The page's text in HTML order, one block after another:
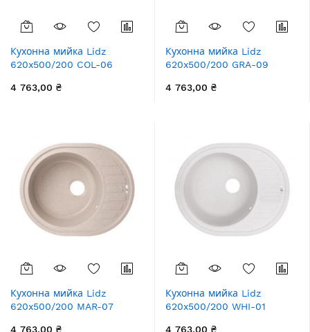
Кухонна мийка Lidz
620x500/200 COL-06
4 763,00 ₴
Кухонна мийка Lidz
620x500/200 GRA-09
4 763,00 ₴
Кухонна мийка Lidz
620x500/200 MAR-07
4 763,00 ₴
Кухонна мийка Lidz
620x500/200 WHI-01
4 763,00 ₴